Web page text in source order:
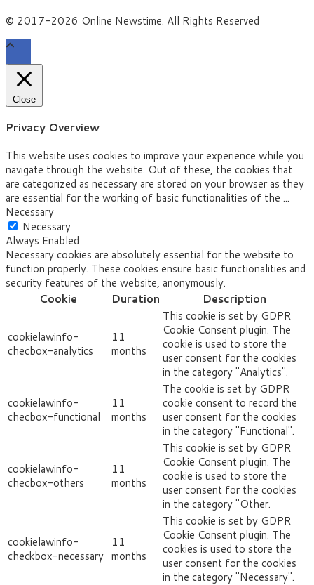
© 2017-2026 Online Newstime. All Rights Reserved
Close
Privacy Overview
This website uses cookies to improve your experience while you
navigate through the website. Out of these, the cookies that
are categorized as necessary are stored on your browser as they
are essential for the working of basic functionalities of the ...
Necessary
Necessary
Always Enabled
Necessary cookies are absolutely essential for the website to
function properly. These cookies ensure basic functionalities and
security features of the website, anonymously.
Cookie
Duration Description
cookielawinfo-
checbox-analytics
11
months
This cookie is set by GDPR
Cookie Consent plugin. The
cookie is used to store the
user consent for the cookies
in the category "Analytics".
cookielawinfo-
checbox-functional
11
months
The cookie is set by GDPR
cookie consent to record the
user consent for the cookies
in the category "Functional".
cookielawinfo-
checbox-others
11
months
This cookie is set by GDPR
Cookie Consent plugin. The
cookie is used to store the
user consent for the cookies
in the category "Other.
cookielawinfo-
checkbox-necessary
11
months
This cookie is set by GDPR
Cookie Consent plugin. The
cookies is used to store the
user consent for the cookies
in the category "Necessary".